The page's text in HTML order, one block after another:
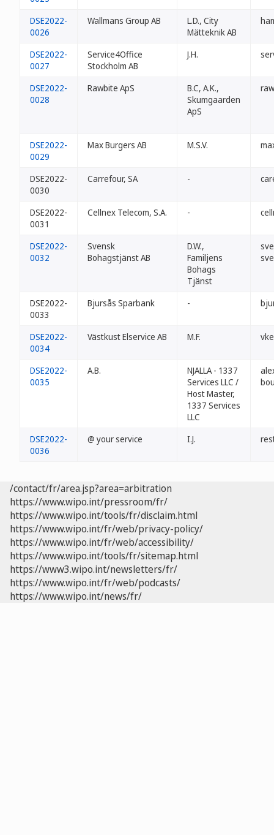
DSE2022-
0026
Wallmans Group AB
L.D., City
Mätteknik AB
DSE2022-
0027
Service4Office
Stockholm AB
J.H.
DSE2022-
0028
Rawbite ApS
B.C, A.K.,
Skumgaarden
ApS
DSE2022-
0029
Max Burgers AB M.S.V.
DSE2022-
0030
Carrefour, SA -
DSE2022-
0031
Cellnex Telecom, S.A. -
DSE2022-
0032
Svensk
Bohagstjänst AB
D.W.,
Familjens
Bohags
Tjänst
DSE2022-
0033
Bjursås Sparbank -
DSE2022-
0034
Västkust Elservice AB M.F.
DSE2022-
0035
A.B.
NJALLA - 1337
Services LLC /
Host Master,
1337 Services
LLC
DSE2022-
0036
@ your service I.J.
/contact/fr/area.jsp?area=arbitration
https://www.wipo.int/pressroom/fr/
https://www.wipo.int/tools/fr/disclaim.html
https://www.wipo.int/fr/web/privacy-policy/
https://www.wipo.int/fr/web/accessibility/
https://www.wipo.int/tools/fr/sitemap.html
https://www3.wipo.int/newsletters/fr/
https://www.wipo.int/fr/web/podcasts/
https://www.wipo.int/news/fr/